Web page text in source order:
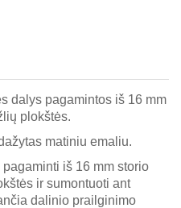
dalys pagamintos iš 16 mm
plokštės.
matiniu emaliu.
iš 16 mm storio
ir sumontuoti ant
dalinio prailginimo